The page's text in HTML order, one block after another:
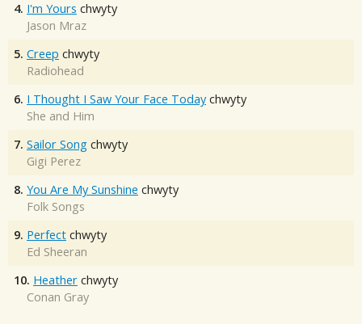
4. I'm Yours chwyty
Jason Mraz
5. Creep chwyty
Radiohead
6. I Thought I Saw Your Face Today chwyty
She and Him
7. Sailor Song chwyty
Gigi Perez
8. You Are My Sunshine chwyty
Folk Songs
9. Perfect chwyty
Ed Sheeran
10. Heather chwyty
Conan Gray